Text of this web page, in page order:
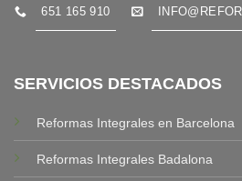
651 165 910
SERVICIOS DESTACADOS
Reformas Integrales en Barcelona
Reformas Integrales Badalona